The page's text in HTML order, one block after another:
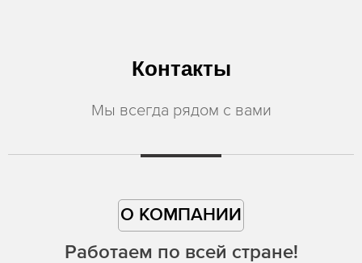
Контакты
Мы всегда рядом с вами
О КОМПАНИИ
Работаем по всей стране!